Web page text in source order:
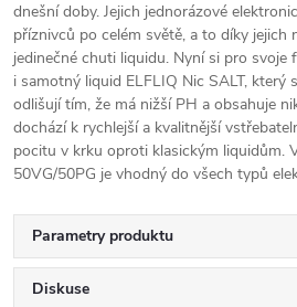
dnešní doby. Jejich jednorázové
příznivců po celém světě, a to díky jejich
jedinečné chuti liquidu. Nyní si pro svoje
i samotný liquid ELFLIQ Nic SALT, který
odlišují tím, že má nižší PH a obsahuje
dochází k rychlejší a kvalitnější
pocitu v krku oproti klasickým liquidům.
50VG/50PG je vhodný do všech typů
Parametry produktu
Diskuse